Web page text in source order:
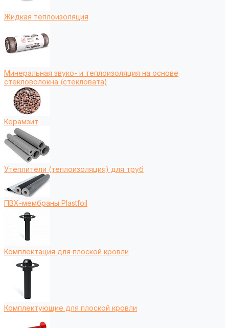
Жидкая теплоизоляция
Минеральная звуко- и теплоизоляция на основе
стекловолокна (стекловата)
Керамзит
Утеплители (теплоизоляция) для труб
ПВХ-мембраны Plastfoil
Комплектация для плоской кровли
Комплектующие для плоской кровли